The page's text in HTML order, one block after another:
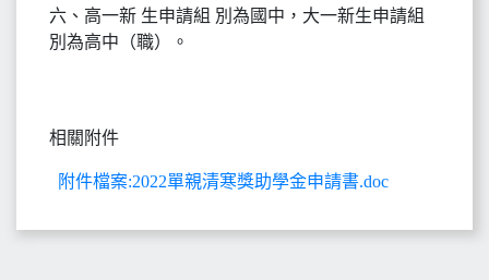
六、高一新 生申請組 別為國中，大一新生申請組
別為高中（職）。
相關附件
附件檔案:2022單親清寒獎助學金申請書.doc